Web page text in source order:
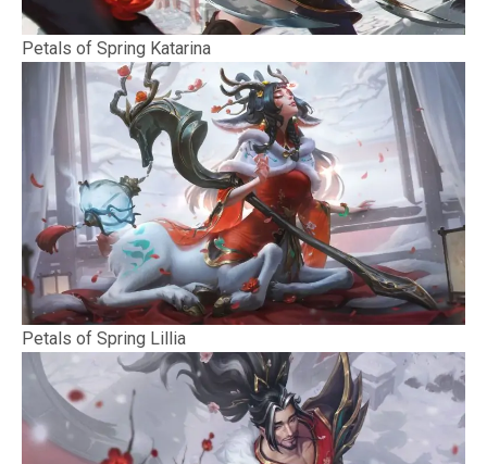
Petals of Spring Katarina
Petals of Spring Lillia